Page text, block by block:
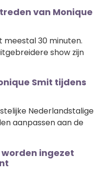
van Monique
30 minuten.
show zijn
Smit tijdens
Nederlandstalige
aanpassen aan de
worden ingezet